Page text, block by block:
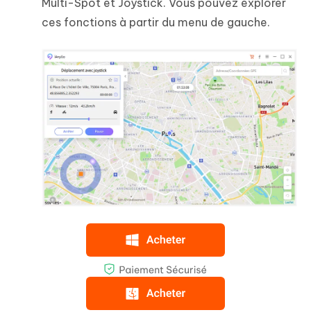
Multi-Spot et Joystick. Vous pouvez explorer
ces fonctions à partir du menu de gauche.